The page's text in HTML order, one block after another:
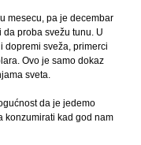
mesecu, pa je decembar
proba svežu tunu. U
dopremi sveža, primerci
Ovo je samo dokaz
sveta.
da je jedemo
konzumirati kad god nam